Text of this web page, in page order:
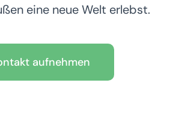
eine neue Welt erlebst.
aufnehmen